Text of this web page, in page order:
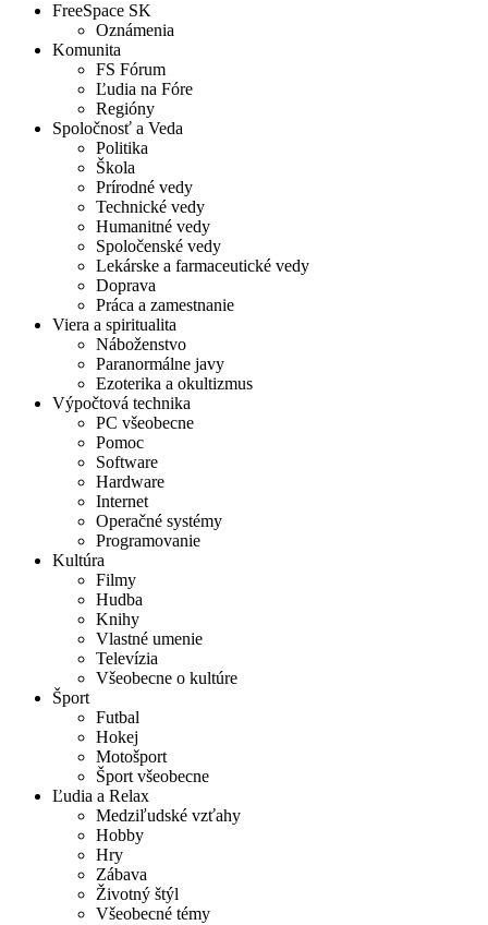
FreeSpace SK
Oznámenia
Komunita
FS Fórum
Ľudia na Fóre
Regióny
Spoločnosť a Veda
Politika
Škola
Prírodné vedy
Technické vedy
Humanitné vedy
Spoločenské vedy
Lekárske a farmaceutické vedy
Doprava
Práca a zamestnanie
Viera a spiritualita
Náboženstvo
Paranormálne javy
Ezoterika a okultizmus
Výpočtová technika
PC všeobecne
Pomoc
Software
Hardware
Internet
Operačné systémy
Programovanie
Kultúra
Filmy
Hudba
Knihy
Vlastné umenie
Televízia
Všeobecne o kultúre
Šport
Futbal
Hokej
Motošport
Šport všeobecne
Ľudia a Relax
Medziľudské vzťahy
Hobby
Hry
Zábava
Životný štýl
Všeobecné témy